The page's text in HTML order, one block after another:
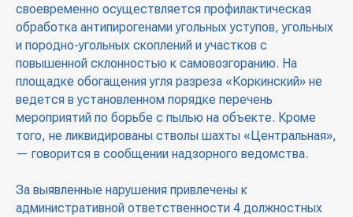
своевременно осуществляется профилактическая
обработка антипирогенами угольных уступов, угольных
и породно-угольных скоплений и участков с
повышенной склонностью к самовозгоранию. На
площадке обогащения угля разреза «Коркинский» не
ведется в установленном порядке перечень
мероприятий по борьбе с пылью на объекте. Кроме
того, не ликвидированы стволы шахты «Центральная»,
— говорится в сообщении надзорного ведомства.
За выявленные нарушения привлечены к
административной ответственности 4 должностных